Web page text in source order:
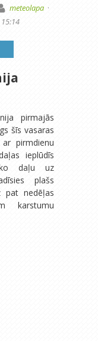
meteolapa ·
pirmajās
šīs vasaras
pirmdienu
ieplūdīs
daļu uz
plašs
pat nedēļas
karstumu